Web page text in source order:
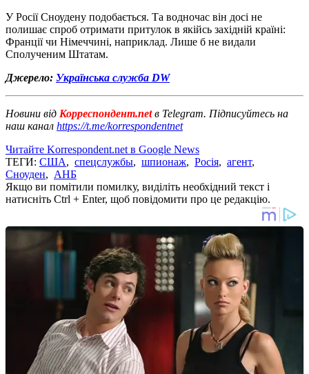
У Росії Сноудену подобається. Та водночас він досі не
полишає спроб отримати притулок в якійсь західній країні:
Франції чи Німеччині, наприклад. Лише б не видали
Сполученим Штатам.
Джерело: Українська служба DW
Новини від Корреспондент.netв Telegram. Підписуйтесь на
наш канал https://t.me/korrespondentnet
Читайте Korrespondent.net в Google News
ТЕГИ: США, спецслужбы, шпионаж, Росія, агент,
Сноуден, АНБ
Якщо ви помітили помилку, виділіть необхідний текст і
натисніть Ctrl + Enter, щоб повідомити про це редакцію.